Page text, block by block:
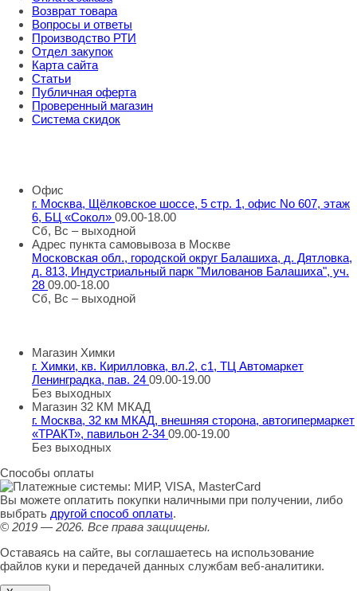
Возврат товара
Вопросы и ответы
Производство РТИ
Отдел закупок
Карта сайта
Статьи
Публичная оферта
Проверенный магазин
Система скидок
Офис
г. Москва, Щёлковское шоссе, 5 стр. 1, офис No 607, этаж
6, БЦ «Сокол» 09.00-18.00
Сб, Вс – выходной
Адрес пункта самовывоза в Москве
Московская обл., городской округ Балашиха, д. Дятловка,
д. 813, Индустриальный парк "Милованов Балашиха", уч.
28 09.00-18.00
Сб, Вс – выходной
Магазин Химки
г. Химки, кв. Кирилловка, вл.2, с1, ТЦ Автомаркет
Ленинградка, пав. 24 09.00-19.00
Без выходных
Магазин 32 КМ МКАД
г. Москва, 32 км МКАД, внешняя сторона, автогипермаркет
«ТРАКТ», павильон 2-34 09.00-19.00
Без выходных
Способы оплаты
Вы можете оплатить покупки наличными при получении, либо
выбрать другой способ оплаты.
© 2019 — 2026. Все права защищены.
Оставаясь на сайте, вы соглашаетесь на использование
файлов куки и передачей данных службам веб-аналитики.